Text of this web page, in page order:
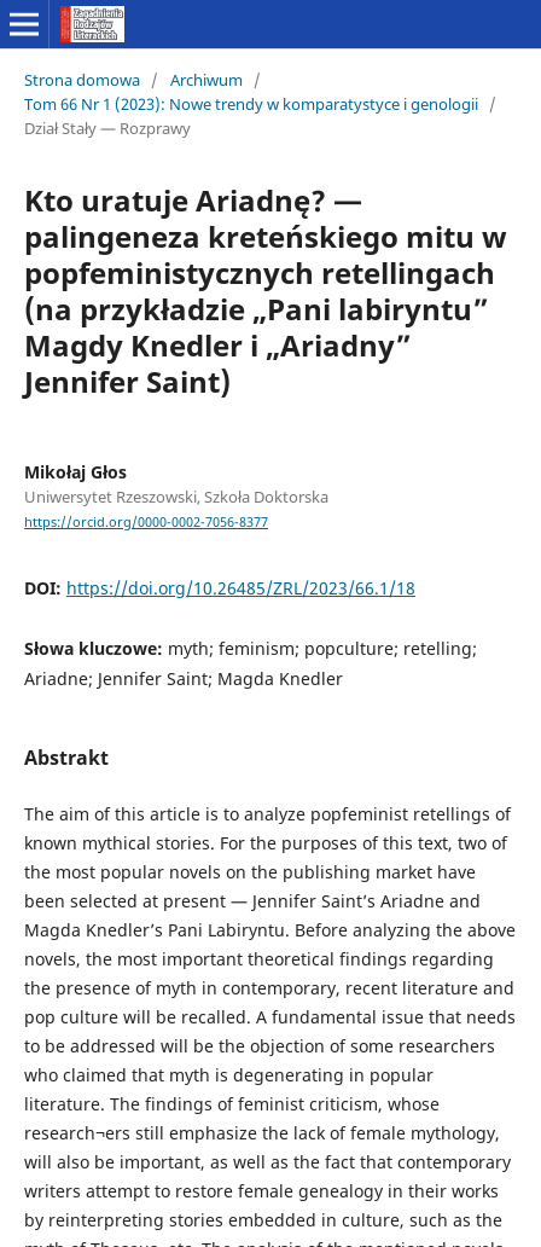
Strona domowa / Archiwum /
Tom 66 Nr 1 (2023): Nowe trendy w komparatystyce i genologii /
Dział Stały — Rozprawy
Kto uratuje Ariadnę? —
palingeneza kreteńskiego mitu w
popfeministycznych retellingach
(na przykładzie „Pani labiryntu”
Magdy Knedler i „Ariadny”
Jennifer Saint)
Mikołaj Głos
Uniwersytet Rzeszowski, Szkoła Doktorska
https://orcid.org/0000-0002-7056-8377
DOI: https://doi.org/10.26485/ZRL/2023/66.1/18
Słowa kluczowe: myth; feminism; popculture; retelling;
Ariadne; Jennifer Saint; Magda Knedler
Abstrakt
The aim of this article is to analyze popfeminist retellings of
known mythical stories. For the purposes of this text, two of
the most popular novels on the publishing market have
been selected at present — Jennifer Saint’s Ariadne and
Magda Knedler’s Pani Labiryntu. Before analyzing the above
novels, the most important theoretical findings regarding
the presence of myth in contemporary, recent literature and
pop culture will be recalled. A fundamental issue that needs
to be addressed will be the objection of some researchers
who claimed that myth is degenerating in popular
literature. The findings of feminist criticism, whose
research¬ers still emphasize the lack of female mythology,
will also be important, as well as the fact that contemporary
writers attempt to restore female genealogy in their works
by reinterpreting stories embedded in culture, such as the